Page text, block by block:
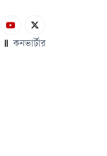
কনভার্টার